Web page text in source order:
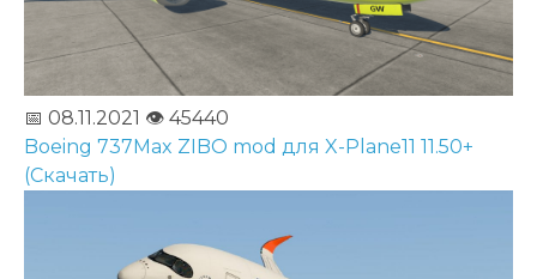
📅 08.11.2021 👁️ 45440
Boeing 737Max ZIBO mod для X-Plane11 11.50+
(Скачать)